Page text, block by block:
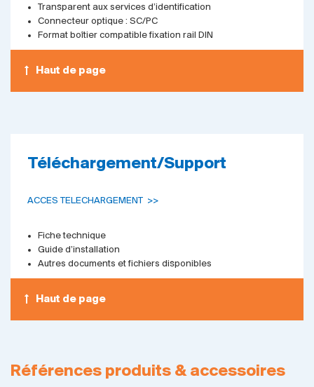
Transparent aux services d’identification
Connecteur optique : SC/PC
Format boîtier compatible fixation rail DIN
Haut de page
Téléchargement/Support
ACCES TELECHARGEMENT >>
Fiche technique
Guide d’installation
Autres documents et fichiers disponibles
Haut de page
Références produits & accessoires